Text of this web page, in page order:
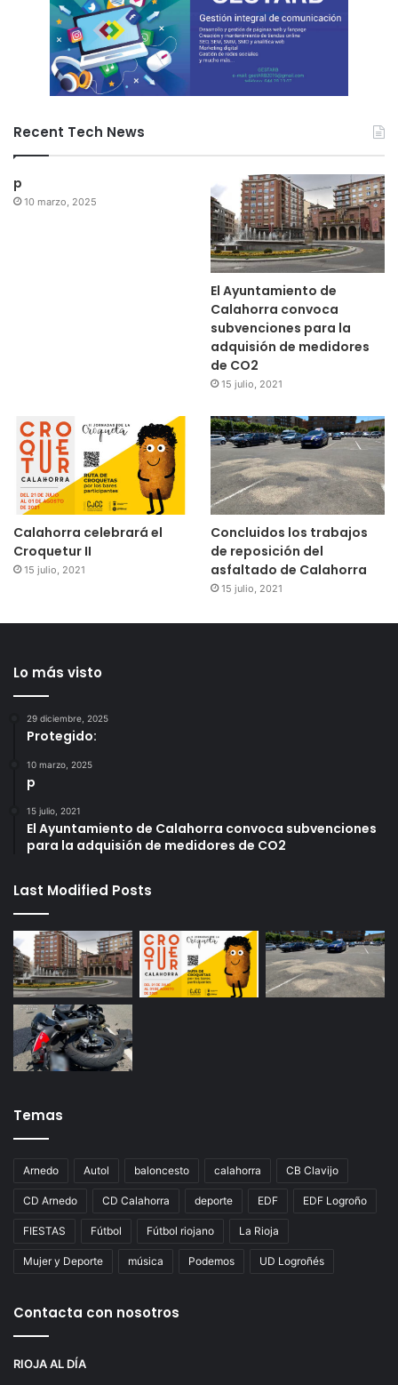
Recent Tech News
p
10 marzo, 2025
El Ayuntamiento de
Calahorra convoca
subvenciones para la
adquisión de medidores
de CO2
15 julio, 2021
Calahorra celebrará el
Croquetur II
15 julio, 2021
Concluidos los trabajos
de reposición del
asfaltado de Calahorra
15 julio, 2021
Lo más visto
29 diciembre, 2025
Protegido:
10 marzo, 2025
p
15 julio, 2021
El Ayuntamiento de Calahorra convoca subvenciones
para la adquisión de medidores de CO2
Last Modified Posts
Temas
Arnedo Autol baloncesto calahorra CB Clavijo
CD Arnedo CD Calahorra deporte EDF EDF Logroño
FIESTAS Fútbol Fútbol riojano La Rioja
Mujer y Deporte música Podemos UD Logroñés
Contacta con nosotros
RIOJA AL DÍA